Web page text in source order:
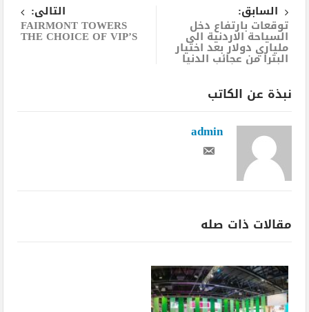
السابق:
توقعات بارتفاع دخل
السياحة الاردنية الى
ملياري دولار بعد اختيار
البترا من عجائب الدنيا
التالى:
FAIRMONT TOWERS
THE CHOICE OF VIP’S
نبذة عن الكاتب
admin
مقالات ذات صله